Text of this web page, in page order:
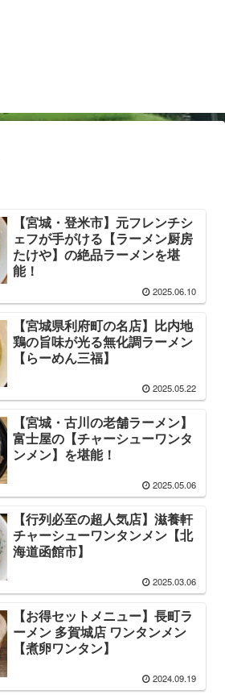
【宮城・登米市】元フレンチシ
ェフが手がける【ラーメン厨房
たけや】の絶品ラーメンを堪
能！
2025.06.10
【宮城県利府町の名店】比内地
鶏の旨味が光る無化調ラーメン
【らーめん三福】
2025.05.22
【宮城・古川の老舗ラーメン】
富士屋の【チャーシューワンタ
ンメン】を堪能！
2025.05.06
【行列必至の超人気店】滋養軒
チャーシューワンタンメン【北
海道函館市】
2025.03.06
【お得セットメニュー】長町ラ
ーメン 多賀城店 ワンタンメン
【煮卵ワンタン】
2024.09.19